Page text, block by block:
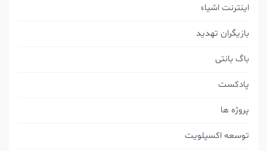
اینترنت اشیاء
بازیگران تهدید
باگ بانتی
پادکست
پروژه ها
توسعه اکسپلویت